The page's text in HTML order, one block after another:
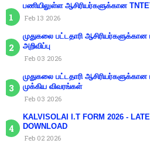
பணியிலுள்ள ஆசிரியர்களுக்கான
Feb 13 2026
முதுகலை பட்டதாரி
அறிவிப்பு
Feb 03 2026
முதுகலை பட்டதாரி
முக்கிய விவரங்கள்
Feb 03 2026
KALVISOLAI I.T FORM 2026 -
DOWNLOAD
Feb 02 2026